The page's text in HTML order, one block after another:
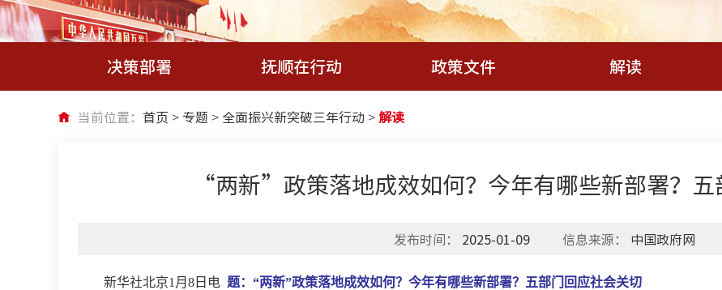
决策部署 抚顺在行动 政策文件 解读
当前位置： 首页 > 专题 > 全面振兴新突破三年行动 > 解读
“两新”政策落地成效如何？今年有哪些新部署？
发布时间： 2025-01-09 信息来源： 中国政府网
新华社北京1月8日电 题：“两新”政策落地成效如何？今年有哪些新部署？五部门回应社会关切